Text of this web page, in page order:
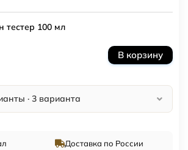
тестер 100 мл
В корзину
· 3 варианта
Доставка по России